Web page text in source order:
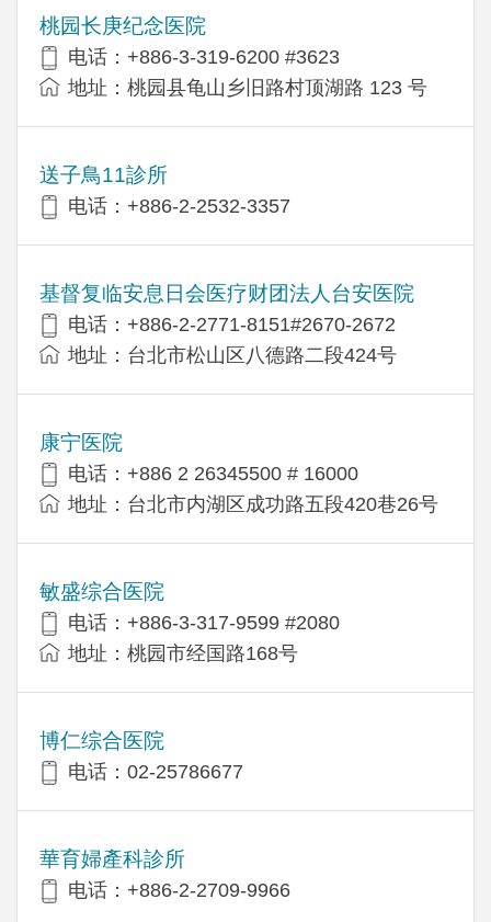
桃园长庚纪念医院
电话：+886-3-319-6200 #3623
地址：桃园县龟山乡旧路村顶湖路 123 号
送子鳥11診所
电话：+886-2-2532-3357
基督复临安息日会医疗财团法人台安医院
电话：+886-2-2771-8151#2670-2672
地址：台北市松山区八德路二段424号
康宁医院
电话：+886 2 26345500 # 16000
地址：台北市内湖区成功路五段420巷26号
敏盛综合医院
电话：+886-3-317-9599 #2080
地址：桃园市经国路168号
博仁综合医院
电话：02-25786677
華育婦產科診所
电话：+886-2-2709-9966